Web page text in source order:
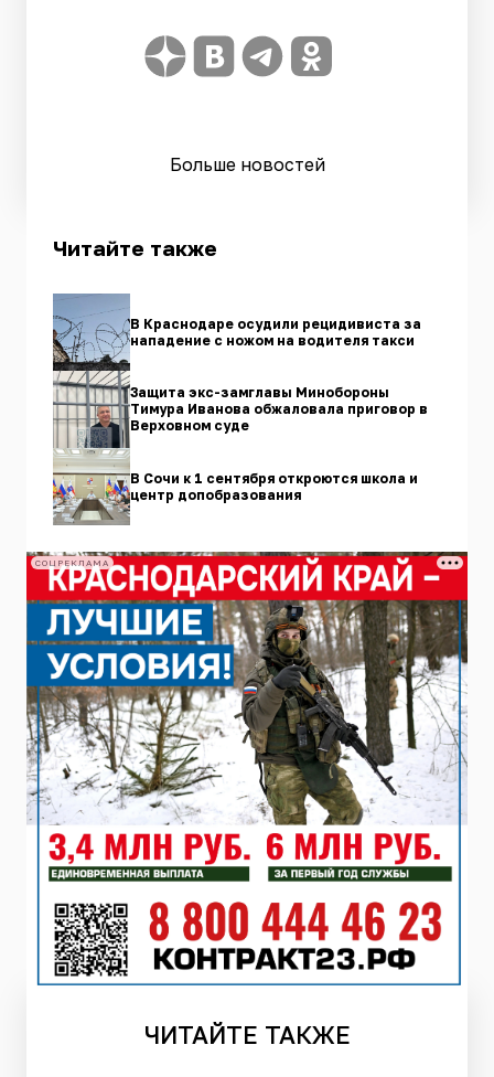
Больше новостей
Читайте также
В Краснодаре осудили рецидивиста за
нападение с ножом на водителя такси
Защита экс-замглавы Минобороны
Тимура Иванова обжаловала приговор в
Верховном суде
В Сочи к 1 сентября откроются школа и
центр допобразования
СОЦРЕКЛАМА
ЧИТАЙТЕ ТАКЖЕ